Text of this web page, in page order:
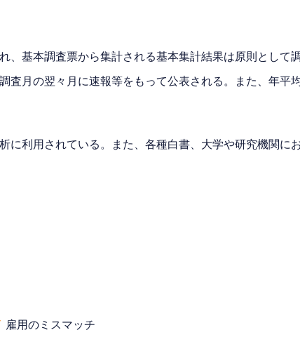
基本調査票から集計される基本集計結果は原則として
月の翌々月に速報等をもって公表される。また、年平
利用されている。また、各種白書、大学や研究機関に
雇用のミスマッチ